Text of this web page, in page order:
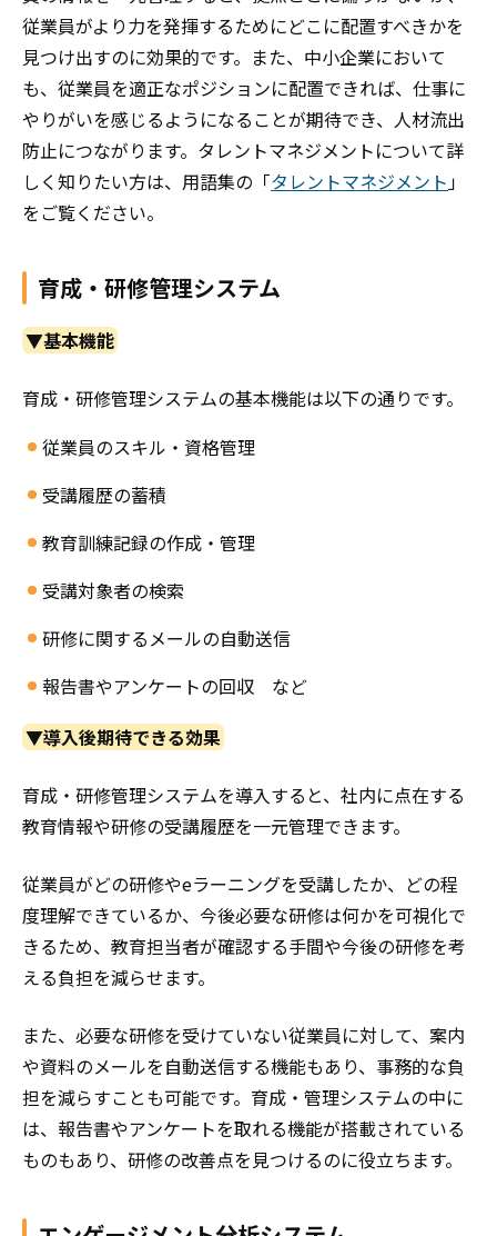
従業員がより力を発揮するためにどこに配置すべきかを
見つけ出すのに効果的です。また、中小企業において
も、従業員を適正なポジションに配置できれば、仕事に
やりがいを感じるようになることが期待でき、人材流出
防止につながります。タレントマネジメントについて詳
しく知りたい方は、 用語集の「タレントマネジメント」
をご覧ください。
育成・研修管理システム
▼基本機能
育成・研修管理システムの基本機能は以下の通りです。
従業員のスキル・資格管理
受講履歴の蓄積
教育訓練記録の作成・管理
受講対象者の検索
研修に関するメールの自動送信
報告書やアンケートの回収 など
▼導入後期待できる効果
育成・研修管理システムを導入すると、社内に点在する
教育情報や研修の受講履歴を一元管理できます。
従業員がどの研修やeラーニングを受講したか、どの程
度理解できているか、今後必要な研修は何かを可視化で
きるため、教育担当者が確認する手間や今後の研修を考
える負担を減らせます。
また、必要な研修を受けていない従業員に対して、案内
や資料のメールを自動送信する機能もあり、事務的な負
担を減らすことも可能です。育成・管理システムの中に
は、報告書やアンケートを取れる機能が搭載されている
ものもあり、研修の改善点を見つけるのに役立ちます。